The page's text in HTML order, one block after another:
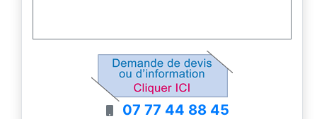
07 77 44 88 45